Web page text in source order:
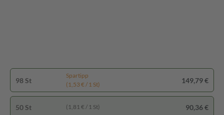
98 St
Spartipp
(1,53 € / 1 St)
149,79 €
50 St (1,81 € / 1 St) 90,36 €